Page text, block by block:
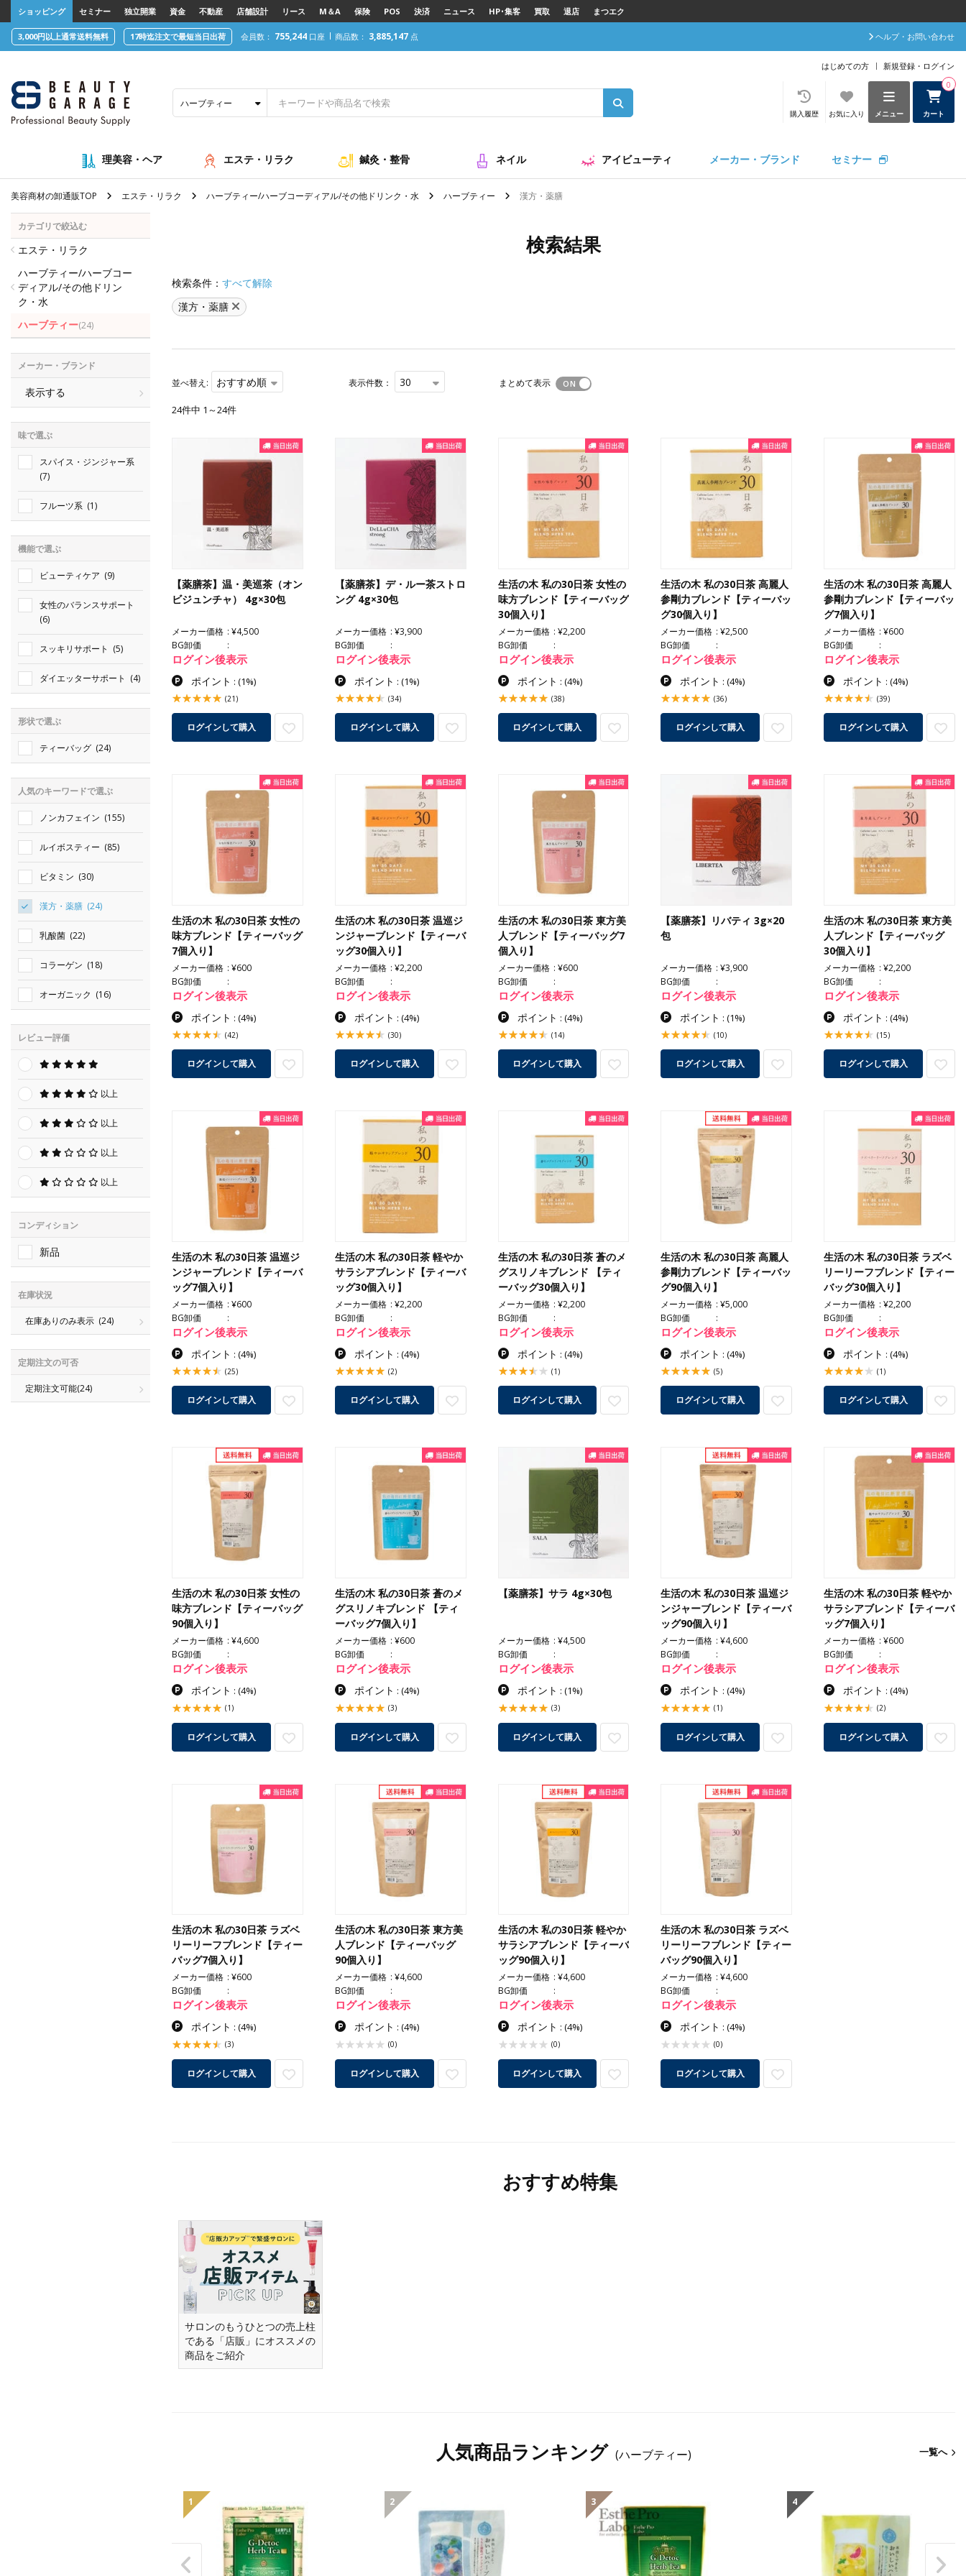
text.skipToContent
text.skipToNavigation
ショッピング セミナー 独立開業 資金 不動産 店舗設計 リース M＆A 保険 POS 決済 ニュース HP･集客 買取 退店 まつエク
3,000円以上通常送料無料 17時迄注文で最短当日出荷 会員数： 755,244 口座 商品数： 3,885,147 点 ヘルプ・お問い合わせ
はじめての方 新規登録・ログイン
カート
0
メニュー
お気に入り
購入履歴
ハーブティー
理美容・ヘア エステ・リラク 鍼灸・整骨 ネイル アイビューティ メーカー・ブランド セミナー
美容商材の卸通販TOP エステ・リラク ハーブティー/ハーブコーディアル/その他ドリンク・水 ハーブティー 漢方・薬膳
カテゴリで絞込む
エステ・リラク
ハーブティー/ハーブコー
ディアル/その他ドリン
ク・水
ハーブティー(24)
メーカー・ブランド
表示する
味で選ぶ
スパイス・ジンジャー系
(7)
フルーツ系 (1)
機能で選ぶ
ビューティケア (9)
女性のバランスサポート
(6)
スッキリサポート (5)
ダイエッターサポート (4)
形状で選ぶ
ティーバッグ (24)
人気のキーワードで選ぶ
ノンカフェイン (155)
ルイボスティー (85)
ビタミン (30)
漢方・薬膳 (24)
乳酸菌 (22)
コラーゲン (18)
オーガニック (16)
レビュー評価
以上
以上
以上
以上
コンディション
新品
在庫状況
在庫ありのみ表示 (24)
定期注文の可否
定期注文可能(24)
検索結果
検索条件： すべて解除
漢方・薬膳
並べ替え: おすすめ順 表示件数： 30 まとめて表示
24件中 1～24件
【薬膳茶】温・美巡茶（オン
ビジュンチャ） 4g×30包
メーカー価格
¥4,500
BG卸価
ログイン後表示
ポイント : (1%)
(21)
ログインして購入
【薬膳茶】デ・ルー茶ストロ
ング 4g×30包
メーカー価格
¥3,900
BG卸価
ログイン後表示
ポイント : (1%)
(34)
ログインして購入
生活の木 私の30日茶 女性の
味方ブレンド【ティーバッグ
30個入り】
メーカー価格
¥2,200
BG卸価
ログイン後表示
ポイント : (4%)
(38)
ログインして購入
生活の木 私の30日茶 高麗人
参剛力ブレンド【ティーバッ
グ30個入り】
メーカー価格
¥2,500
BG卸価
ログイン後表示
ポイント :(4%)
(36)
ログインして購入
生活の木 私の30日茶 高麗人
参剛力ブレンド【ティーバッ
グ7個入り】
メーカー価格
¥600
BG卸価
ログイン後表示
ポイント :(4%)
(39)
ログインして購入
生活の木 私の30日茶 女性の
味方ブレンド【ティーバッグ
7個入り】
メーカー価格
¥600
BG卸価
ログイン後表示
ポイント : (4%)
(42)
ログインして購入
生活の木 私の30日茶 温巡ジ
ンジャーブレンド【ティーバ
ッグ30個入り】
メーカー価格
¥2,200
BG卸価
ログイン後表示
ポイント : (4%)
(30)
ログインして購入
生活の木 私の30日茶 東方美
人ブレンド【ティーバッグ7
個入り】
メーカー価格
¥600
BG卸価
ログイン後表示
ポイント : (4%)
(14)
ログインして購入
【薬膳茶】リバティ 3g×20
包
メーカー価格
¥3,900
BG卸価
ログイン後表示
ポイント :(1%)
(10)
ログインして購入
生活の木 私の30日茶 東方美
人ブレンド【ティーバッグ
30個入り】
メーカー価格
¥2,200
BG卸価
ログイン後表示
ポイント :(4%)
(15)
ログインして購入
生活の木 私の30日茶 温巡ジ
ンジャーブレンド【ティーバ
ッグ7個入り】
メーカー価格
¥600
BG卸価
ログイン後表示
ポイント : (4%)
(25)
ログインして購入
生活の木 私の30日茶 軽やか
サラシアブレンド【ティーバ
ッグ30個入り】
メーカー価格
¥2,200
BG卸価
ログイン後表示
ポイント : (4%)
(2)
ログインして購入
生活の木 私の30日茶 蒼のメ
グスリノキブレンド 【ティ
ーバッグ30個入り】
メーカー価格
¥2,200
BG卸価
ログイン後表示
ポイント : (4%)
(1)
ログインして購入
生活の木 私の30日茶 高麗人
参剛力ブレンド【ティーバッ
グ90個入り】
メーカー価格
¥5,000
BG卸価
ログイン後表示
ポイント :(4%)
(5)
ログインして購入
生活の木 私の30日茶 ラズベ
リーリーフブレンド【ティー
バッグ30個入り】
メーカー価格
¥2,200
BG卸価
ログイン後表示
ポイント :(4%)
(1)
ログインして購入
生活の木 私の30日茶 女性の
味方ブレンド【ティーバッグ
90個入り】
メーカー価格
¥4,600
BG卸価
ログイン後表示
ポイント : (4%)
(1)
ログインして購入
生活の木 私の30日茶 蒼のメ
グスリノキブレンド 【ティ
ーバッグ7個入り】
メーカー価格
¥600
BG卸価
ログイン後表示
ポイント : (4%)
(3)
ログインして購入
【薬膳茶】サラ 4g×30包
メーカー価格
¥4,500
BG卸価
ログイン後表示
ポイント : (1%)
(3)
ログインして購入
生活の木 私の30日茶 温巡ジ
ンジャーブレンド【ティーバ
ッグ90個入り】
メーカー価格
¥4,600
BG卸価
ログイン後表示
ポイント :(4%)
(1)
ログインして購入
生活の木 私の30日茶 軽やか
サラシアブレンド【ティーバ
ッグ7個入り】
メーカー価格
¥600
BG卸価
ログイン後表示
ポイント :(4%)
(2)
ログインして購入
生活の木 私の30日茶 ラズベ
リーリーフブレンド【ティー
バッグ7個入り】
メーカー価格
¥600
BG卸価
ログイン後表示
ポイント : (4%)
(3)
ログインして購入
生活の木 私の30日茶 東方美
人ブレンド【ティーバッグ
90個入り】
メーカー価格
¥4,600
BG卸価
ログイン後表示
ポイント : (4%)
(0)
ログインして購入
生活の木 私の30日茶 軽やか
サラシアブレンド【ティーバ
ッグ90個入り】
メーカー価格
¥4,600
BG卸価
ログイン後表示
ポイント : (4%)
(0)
ログインして購入
生活の木 私の30日茶 ラズベ
リーリーフブレンド【ティー
バッグ90個入り】
メーカー価格
¥4,600
BG卸価
ログイン後表示
ポイント :(4%)
(0)
ログインして購入
おすすめ特集
サロンのもうひとつの売上柱
である「店販」にオススメの
商品をご紹介
人気商品ランキング (ハーブティー) 一覧へ
1 2 3 4